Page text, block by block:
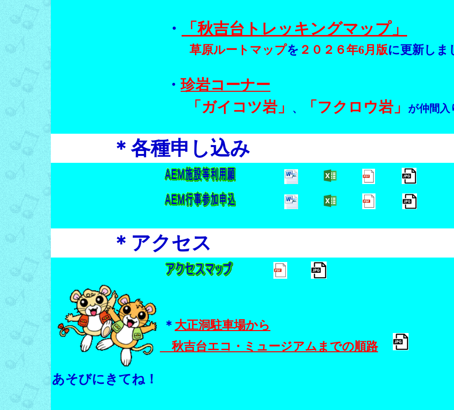
・ 「秋吉台トレッキングマップ」
草原ルートマップを ２０２６年6月版に更新しま
・珍岩コーナー
「ガイコツ岩」
、 「フクロウ岩」 が仲間入
＊各種申し込み
＊アクセス
あそびにきてね！
＊ 大正洞駐車場から
秋吉台エコ・ミュージアムまでの順路